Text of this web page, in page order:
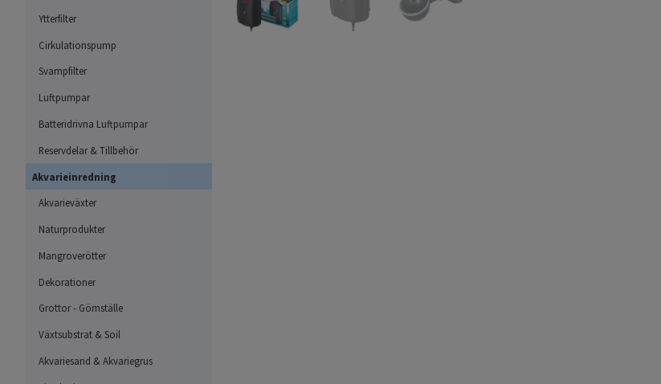
Ytterfilter
Cirkulationspump
Svampfilter
Luftpumpar
Batteridrivna Luftpumpar
Reservdelar & Tillbehör
Akvarieinredning
Akvarieväxter
Naturprodukter
Mangroverötter
Dekorationer
Grottor - Gömställe
Växtsubstrat & Soil
Akvariesand & Akvariegrus